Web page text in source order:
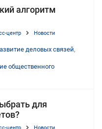
алгоритм
центр Новости
деловых связей,
общественного
для
центр Новости